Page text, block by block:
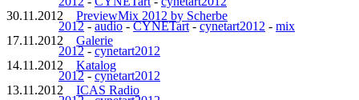
30.11.2012 PreviewMix 2012 by Scherbe
2012-audio-CYNETart-cynetart2012 - mix
17.11.2012 Galerie
2012-cynetart2012
14.11.2012 Katalog
2012-cynetart2012
13.11.2012 ICAS Radio